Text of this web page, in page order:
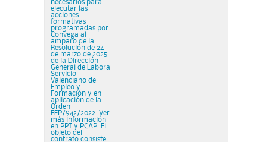
necesarios para
ejecutar las
acciones
formativas
programadas por
Convega al
amparo de la
Resolución de 24
de marzo de 2025
de la Dirección
General de Labora
Servicio
Valenciano de
Empleo y
Formación y en
aplicación de la
Orden
EFP/942/2022. Ver
más información
en PPT y PCAP. El
objeto del
contrato consiste